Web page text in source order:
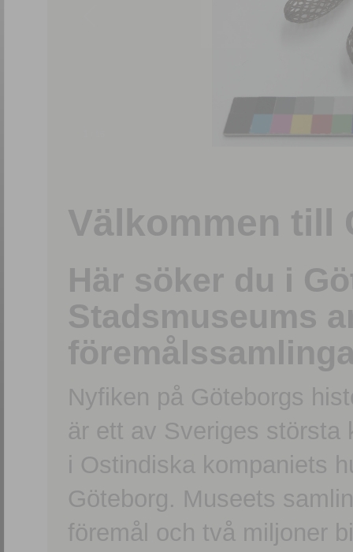
Välkommen till
Här söker du i
Stadsmuseums
Nyfiken på Göteborgs
är ett av Sveriges största
i Ostindiska kompaniets
Göteborg. Museets
föremål och två miljoner